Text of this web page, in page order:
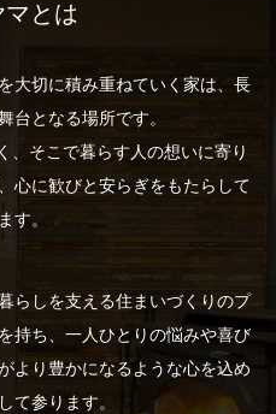
マとは
大切に積み重ねていく家は、長
台となる場所です。
、そこで暮らす人の想いに寄り
心に歓びと安らぎをもたらして
す。
らしを支える住まいづくりのプ
持ち、 一人ひとりの悩みや喜び
より豊かになるような心を込め
て参ります。